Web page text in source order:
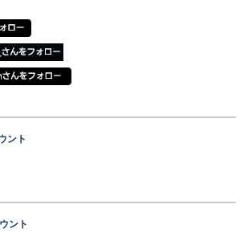
ント
ント